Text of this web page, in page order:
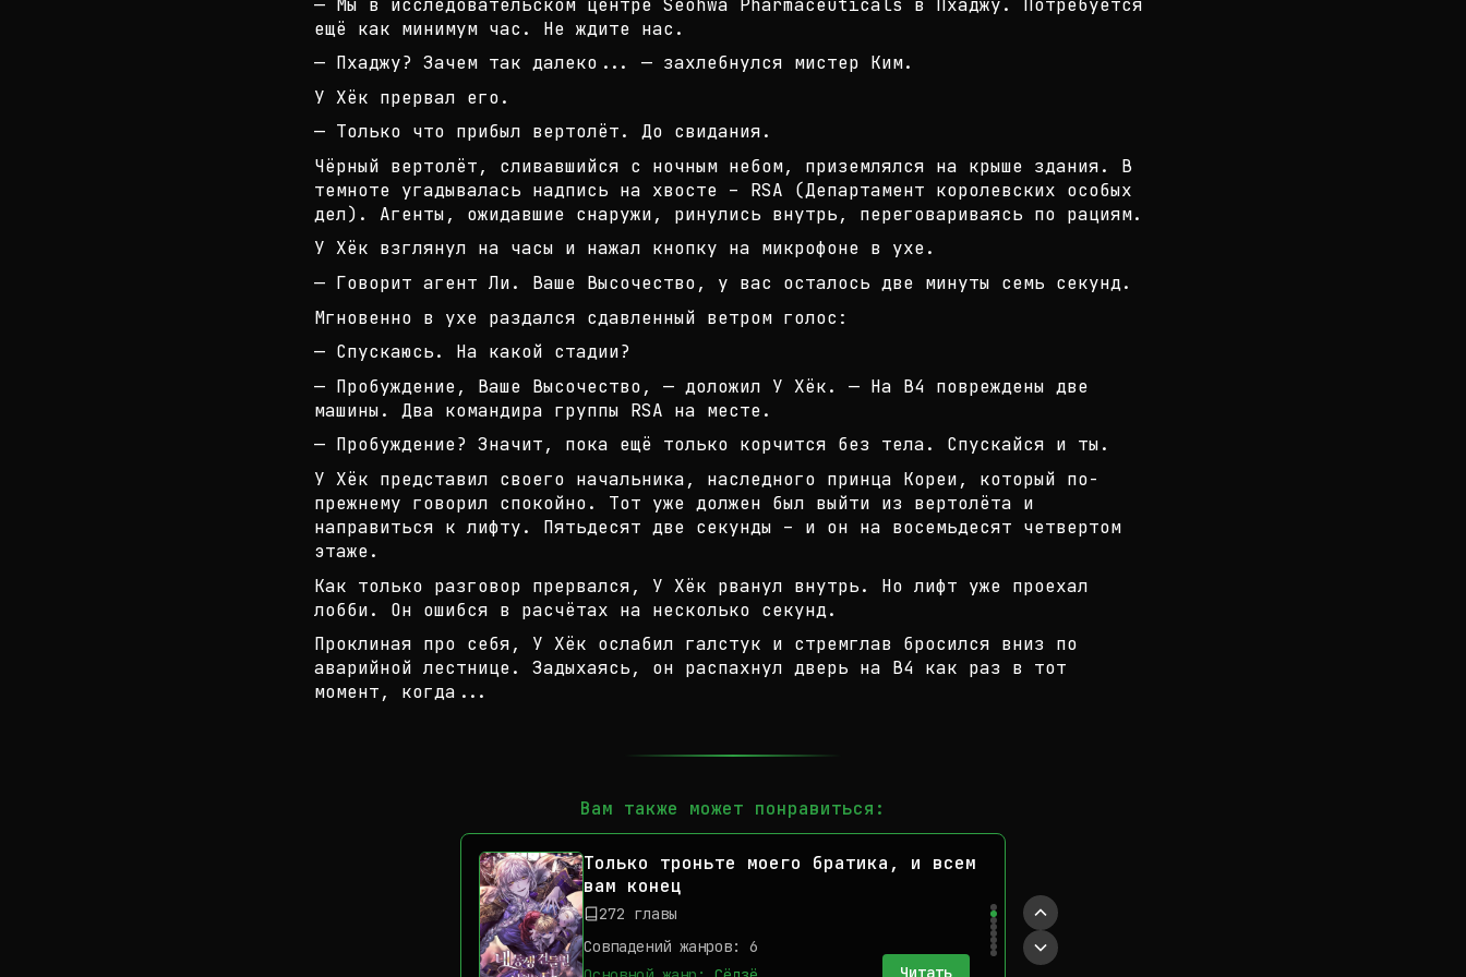
ещё как минимум час. Не ждите нас.
— Пхаджу? Зачем так далеко... — захлебнулся мистер Ким.
У Хёк прервал его.
— Только что прибыл вертолёт. До свидания.
Чёрный вертолёт, сливавшийся с ночным небом, приземлялся на крыше здания. В
темноте угадывалась надпись на хвосте – RSA (Департамент королевских особых
дел). Агенты, ожидавшие снаружи, ринулись внутрь, переговариваясь по рациям.
У Хёк взглянул на часы и нажал кнопку на микрофоне в ухе.
— Говорит агент Ли. Ваше Высочество, у вас осталось две минуты семь секунд.
Мгновенно в ухе раздался сдавленный ветром голос:
— Спускаюсь. На какой стадии?
— Пробуждение, Ваше Высочество, — доложил У Хёк. — На В4 повреждены две
машины. Два командира группы RSA на месте.
— Пробуждение? Значит, пока ещё только корчится без тела. Спускайся и ты.
У Хёк представил своего начальника, наследного принца Кореи, который по-
прежнему говорил спокойно. Тот уже должен был выйти из вертолёта и
направиться к лифту. Пятьдесят две секунды – и он на восемьдесят четвертом
этаже.
Как только разговор прервался, У Хёк рванул внутрь. Но лифт уже проехал
лобби. Он ошибся в расчётах на несколько секунд.
Проклиная про себя, У Хёк ослабил галстук и стремглав бросился вниз по
аварийной лестнице. Задыхаясь, он распахнул дверь на В4 как раз в тот
момент, когда...
Вам также может понравиться:
Только троньте моего братика, и всем
вам конец
272 главы
Совпадений жанров: 6
Читать